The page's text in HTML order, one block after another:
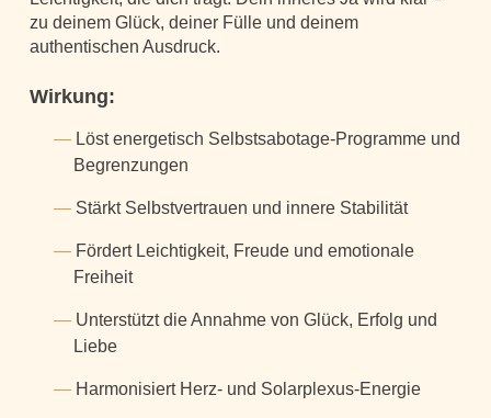
zu deinem Glück, deiner Fülle und deinem
authentischen Ausdruck.
Wirkung:
Löst energetisch Selbstsabotage-Programme und
Begrenzungen
Stärkt Selbstvertrauen und innere Stabilität
Fördert Leichtigkeit, Freude und emotionale
Freiheit
Unterstützt die Annahme von Glück, Erfolg und
Liebe
Harmonisiert Herz- und Solarplexus-Energie